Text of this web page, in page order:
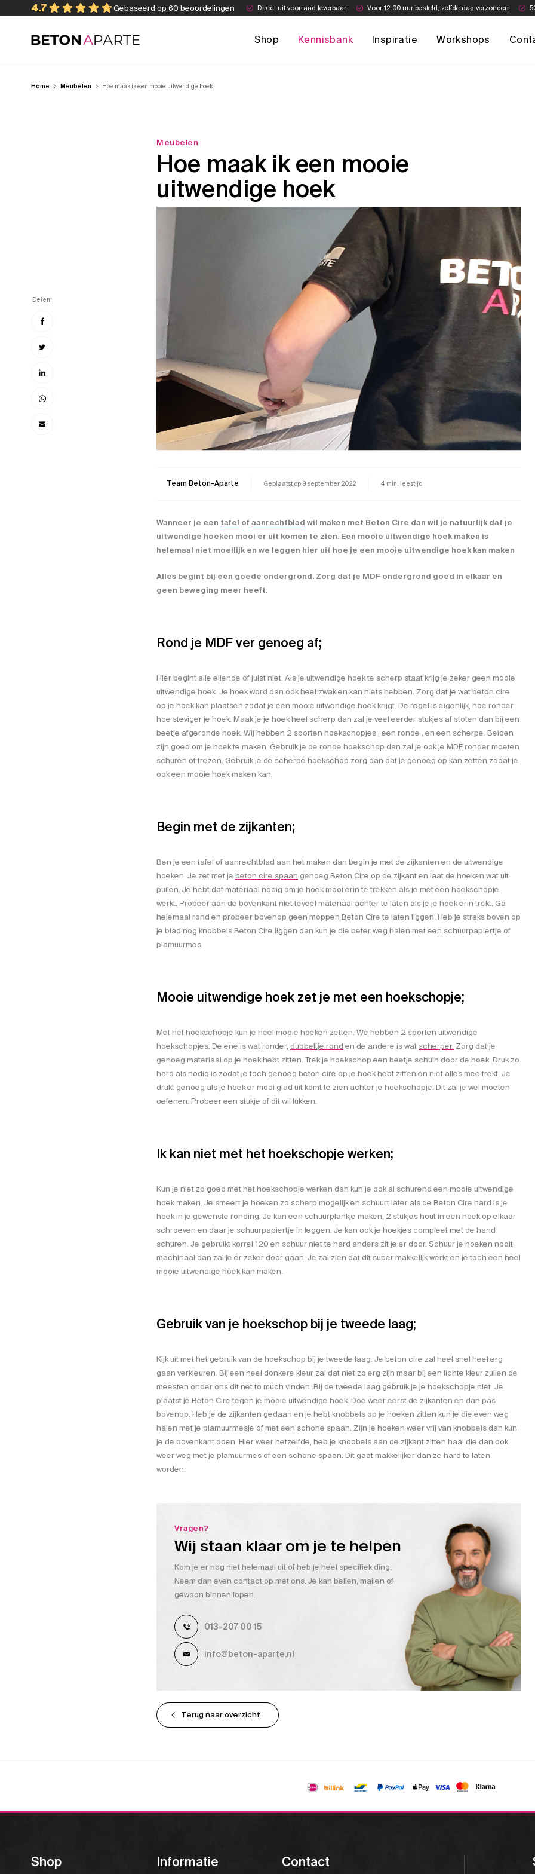
4.7 Gebaseerd op 60 beoordelingen Direct uit voorraad leverbaar Voor 12:00 uur besteld, zelfde dag verzonden
Beton Aparte Shop Kennisbank Inspiratie Workshops
Home Meubelen Hoe maak ik een mooie uitwendige hoek
Meubelen
Hoe maak ik een mooie
uitwendige hoek
Delen:
Team Beton-Aparte Geplaatst op 9 september 2022 4 min. leestijd
Wanneer je een tafel of aanrechtblad wil maken met Beton Cire dan wil je natuurlijk dat je
uitwendige hoeken mooi er uit komen te zien. Een mooie uitwendige hoek maken is
helemaal niet moeilijk en we leggen hier uit hoe je een mooie uitwendige hoek kan maken
Alles begint bij een goede ondergrond. Zorg dat je MDF ondergrond goed in elkaar en
geen beweging meer heeft.
Rond je MDF ver genoeg af;
Hier begint alle ellende of juist niet. Als je uitwendige hoek te scherp staat krijg je zeker geen mooie
uitwendige hoek. Je hoek word dan ook heel zwak en kan niets hebben. Zorg dat je wat beton cire
op je hoek kan plaatsen zodat je een mooie uitwendige hoek krijgt. De regel is eigenlijk, hoe ronder
hoe steviger je hoek. Maak je je hoek heel scherp dan zal je veel eerder stukjes af stoten dan bij een
beetje afgeronde hoek. Wij hebben 2 soorten hoekschopjes , een ronde , en een scherpe. Beiden
zijn goed om je hoek te maken. Gebruik je de ronde hoekschop dan zal je ook je MDF ronder moeten
schuren of frezen. Gebruik je de scherpe hoekschop zorg dan dat je genoeg op kan zetten zodat je
ook een mooie hoek maken kan.
Begin met de zijkanten;
Ben je een tafel of aanrechtblad aan het maken dan begin je met de zijkanten en de uitwendige
hoeken. Je zet met je beton cire spaan genoeg Beton Cire op de zijkant en laat de hoeken wat uit
puilen. Je hebt dat materiaal nodig om je hoek mooi erin te trekken als je met een hoekschopje
werkt. Probeer aan de bovenkant niet teveel materiaal achter te laten als je je hoek erin trekt. Ga
helemaal rond en probeer bovenop geen moppen Beton Cire te laten liggen. Heb je straks boven op
je blad nog knobbels Beton Cire liggen dan kun je die beter weg halen met een schuurpapiertje of
plamuurmes.
Mooie uitwendige hoek zet je met een hoekschopje;
Met het hoekschopje kun je heel mooie hoeken zetten. We hebben 2 soorten uitwendige
hoekschopjes. De ene is wat ronder, dubbeltje rond en de andere is wat scherper. Zorg dat je
genoeg materiaal op je hoek hebt zitten. Trek je hoekschop een beetje schuin door de hoek. Druk zo
hard als nodig is zodat je toch genoeg beton cire op je hoek hebt zitten en niet alles mee trekt. Je
drukt genoeg als je hoek er mooi glad uit komt te zien achter je hoekschopje. Dit zal je wel moeten
oefenen. Probeer een stukje of dit wil lukken.
Ik kan niet met het hoekschopje werken;
Kun je niet zo goed met het hoekschopje werken dan kun je ook al schurend een mooie uitwendige
hoek maken. Je smeert je hoeken zo scherp mogelijk en schuurt later als de Beton Cire hard is je
hoek in je gewenste ronding. Je kan een schuurplankje maken, 2 stukjes hout in een hoek op elkaar
schroeven en daar je schuurpapiertje in leggen. Je kan ook je hoekjes compleet met de hand
schuren. Je gebruikt korrel 120 en schuur niet te hard anders zit je er door. Schuur je hoeken nooit
machinaal dan zal je er zeker door gaan. Je zal zien dat dit super makkelijk werkt en je toch een heel
mooie uitwendige hoek kan maken.
Gebruik van je hoekschop bij je tweede laag;
Kijk uit met het gebruik van de hoekschop bij je tweede laag. Je beton cire zal heel snel heel erg
gaan verkleuren. Bij een heel donkere kleur zal dat niet zo erg zijn maar bij een lichte kleur zullen de
meesten onder ons dit net to much vinden. Bij de tweede laag gebruik je je hoekschopje niet. Je
plaatst je Beton Cire tegen je mooie uitwendige hoek. Doe weer eerst de zijkanten en dan pas
bovenop. Heb je de zijkanten gedaan en je hebt knobbels op je hoeken zitten kun je die even weg
halen met je plamuurmesje of met een schone spaan. Zijn je hoeken weer vrij van knobbels dan kun
je de bovenkant doen. Hier weer hetzelfde, heb je knobbels aan de zijkant zitten haal die dan ook
weer weg met je plamuurmes of een schone spaan. Dit gaat makkelijker dan ze hard te laten
worden.
Vragen?
Wij staan klaar om je te helpen
Kom je er nog niet helemaal uit of heb je heel specifiek ding.
Neem dan even contact op met ons. Je kan bellen, mailen of
gewoon binnen lopen.
013-207 00 15
info@beton-aparte.nl
Terug naar overzicht
Shop Informatie Contact